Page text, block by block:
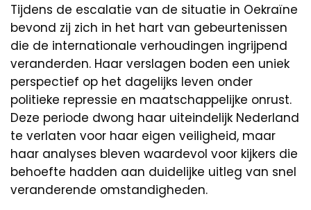
Tijdens de escalatie van de situatie in Oekraïne
bevond zij zich in het hart van gebeurtenissen
die de internationale verhoudingen ingrijpend
veranderden. Haar verslagen boden een uniek
perspectief op het dagelijks leven onder
politieke repressie en maatschappelijke onrust.
Deze periode dwong haar uiteindelijk Nederland
te verlaten voor haar eigen veiligheid, maar
haar analyses bleven waardevol voor kijkers die
behoefte hadden aan duidelijke uitleg van snel
veranderende omstandigheden.